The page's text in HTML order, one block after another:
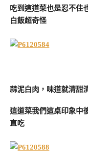
吃到這道菜也是忍不住
白飯超奇怪
蒜泥白肉，味道就清甜
這道菜我們這桌印象中
直吃